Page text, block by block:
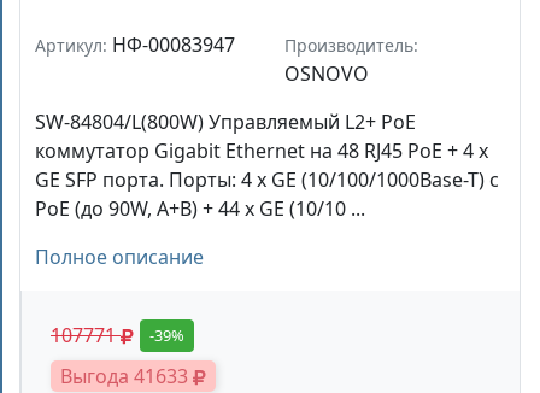
Артикул: НФ-00083947 Производитель:
OSNOVO
SW-84804/L(800W) Управляемый L2+ PoE
коммутатор Gigabit Ethernet на 48 RJ45 PoE + 4 x
GE SFP порта. Порты: 4 x GE (10/100/1000Base-T) с
PoE (до 90W, A+B) + 44 x GE (10/10 ...
Полное описание
107771 -39%
Выгода 41633